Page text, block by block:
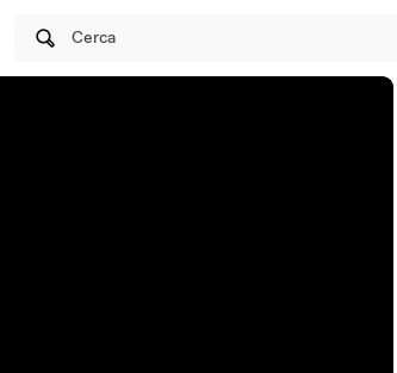
Cerca